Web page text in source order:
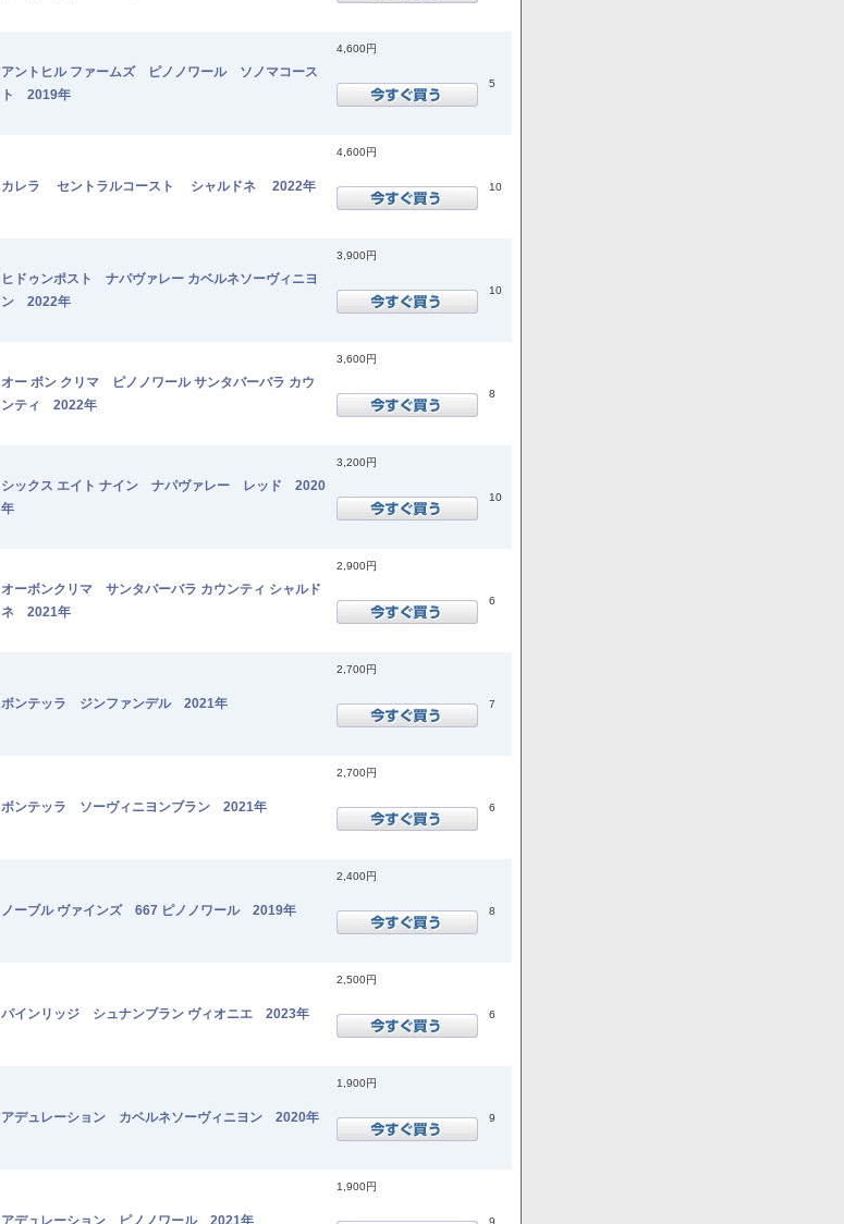
アントヒル ファームズ ピノノワール ソノマコース
ト 2019年
4,600円
5
カレラ セントラルコースト シャルドネ 2022年
4,600円
10
ヒドゥンポスト ナパヴァレー カベルネソーヴィニヨ
ン 2022年
3,900円
10
オー ボン クリマ ピノノワール サンタバーバラ カウ
ンティ 2022年
3,600円
8
シックス エイト ナイン ナパヴァレー レッド 2020
年
3,200円
10
オーボンクリマ サンタバーバラ カウンティ シャルド
ネ 2021年
2,900円
6
ボンテッラ ジンファンデル 2021年
2,700円
7
ボンテッラ ソーヴィニヨンブラン 2021年
2,700円
6
ノーブル ヴァインズ 667 ピノノワール 2019年
2,400円
8
パインリッジ シュナンブラン ヴィオニエ 2023年
2,500円
6
アデュレーション カベルネソーヴィニヨン 2020年
1,900円
9
アデュレーション ピノノワール 2021年
1,900円
9